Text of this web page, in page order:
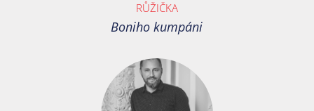
RŮŽIČKA
Boniho kumpáni